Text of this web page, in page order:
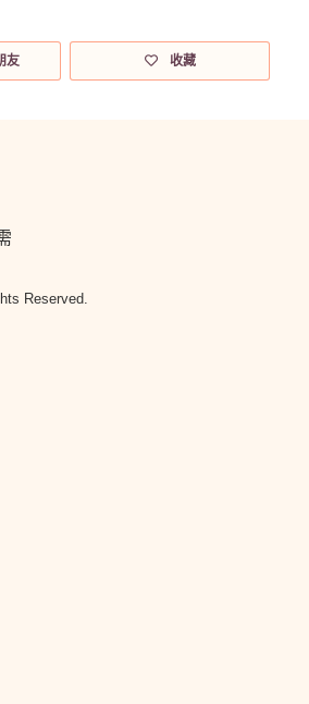
友 收藏
Reserved.